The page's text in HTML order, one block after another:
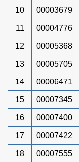
10 00003679
11 00004776
12 00005368
13 00005705
14 00006471
15 00007345
16 00007400
17 00007422
18 00007555